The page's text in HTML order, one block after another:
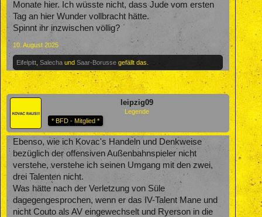
Monate hier. Ich wüsste nicht, dass Jude vom ersten
Tag an hier Wunder vollbracht hätte.
Spinnt ihr inzwischen völlig?
10. August 2025
Eifelpitt Salecha und Saar-Borusse gefällt das.
leipzig09
Legende
* BFD - Mitglied *
Ebenso, wie ich Kovac's Handeln und Denkweise
bezüglich der offensiven Außenbahnspieler nicht
verstehe, verstehe ich seinen Umgang mit den zwei,
drei Talenten nicht.
Was hätte nach der Verletzung von Süle
dagegengesprochen, wenn er das IV-Talent Mane und
nicht Couto als AV eingewechselt und Ryerson in die